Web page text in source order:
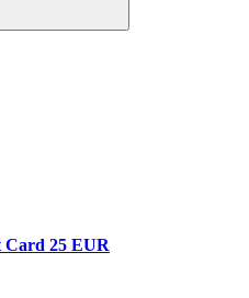
Card 25 EUR